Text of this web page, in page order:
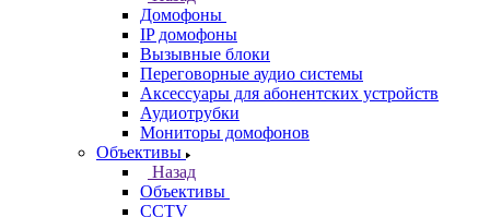
Домофоны
IP домофоны
Вызывные блоки
Переговорные аудио системы
Аксессуары для абонентских устройств
Аудиотрубки
Мониторы домофонов
Объективы
Назад
Объективы
CCTV